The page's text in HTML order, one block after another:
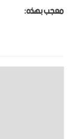
معجب بهذه: